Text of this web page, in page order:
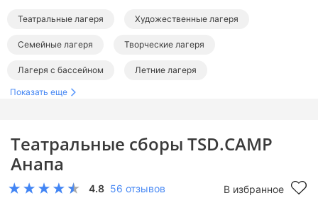
Театральные сборы TSD.CAMP
Анапа
4.8 56 отзывов В избранное
Театральные лагеря Художественные лагеря
Семейные лагеря Творческие лагеря
Лагеря с бассейном Летние лагеря
Лагеря в Краснодарском крае
Театральные лагеря в Краснодарском крае
Художественные лагеря в Краснодарском крае
Показать еще